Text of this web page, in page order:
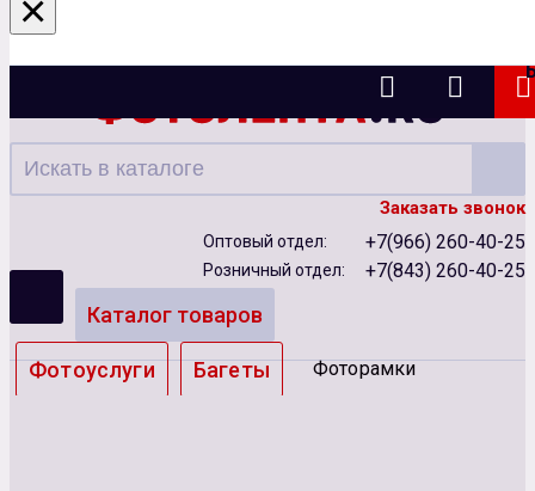
Казань
Заказать звонок
Оптовый отдел: +7(966) 260-40-25
Розничный отдел: +7(843) 260-40-25
Каталог товаров
Фотоуслуги Багеты Фоторамки
×